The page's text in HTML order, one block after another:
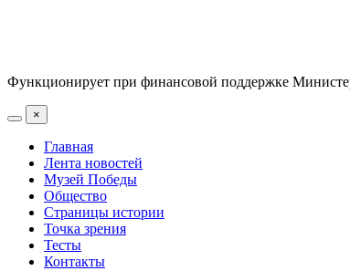
Функционирует при финансовой поддержке
×
Главная
Лента новостей
Музей Победы
Общество
Страницы истории
Точка зрения
Тесты
Контакты